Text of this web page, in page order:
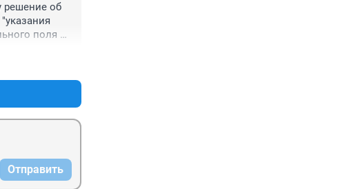
решение об
поля
думайте
Отправить